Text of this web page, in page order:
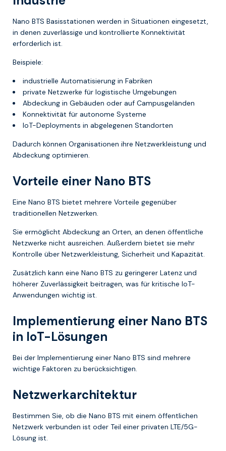
Nano BTS Basisstationen werden in Situationen eingesetzt,
in denen zuverlässige und kontrollierte Konnektivität
erforderlich ist.
Beispiele:
industrielle Automatisierung in Fabriken
private Netzwerke für logistische Umgebungen
Abdeckung in Gebäuden oder auf Campusgeländen
Konnektivität für autonome Systeme
IoT-Deployments in abgelegenen Standorten
Dadurch können Organisationen ihre Netzwerkleistung und
Abdeckung optimieren.
Vorteile einer Nano BTS
Eine Nano BTS bietet mehrere Vorteile gegenüber
traditionellen Netzwerken.
Sie ermöglicht Abdeckung an Orten, an denen öffentliche
Netzwerke nicht ausreichen. Außerdem bietet sie mehr
Kontrolle über Netzwerkleistung, Sicherheit und Kapazität.
Zusätzlich kann eine Nano BTS zu geringerer Latenz und
höherer Zuverlässigkeit beitragen, was für kritische IoT-
Anwendungen wichtig ist.
Implementierung einer Nano BTS
in IoT-Lösungen
Bei der Implementierung einer Nano BTS sind mehrere
wichtige Faktoren zu berücksichtigen.
Netzwerkarchitektur
Bestimmen Sie, ob die Nano BTS mit einem öffentlichen
Netzwerk verbunden ist oder Teil einer privaten LTE/5G-
Lösung ist.